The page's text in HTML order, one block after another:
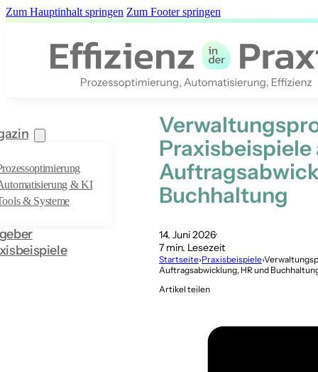
Zum Hauptinhalt springen Zum Footer springen
& KI
& Systeme
Praxisbeispiele
Buchhaltung
14. Juni 2026
7 min. Lesezeit
Startseite›Praxisbeispiele›
Auftragsabwicklung, HR und
Artikel teilen